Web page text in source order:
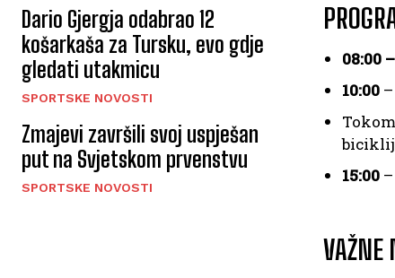
Dario Gjergja odabrao 12
košarkaša za Tursku, evo gdje
gledati utakmicu
SPORTSKE NOVOSTI
Zmajevi završili svoj uspješan
put na Svjetskom prvenstvu
SPORTSKE NOVOSTI
08:00
10:00
15:00
VAŽNE